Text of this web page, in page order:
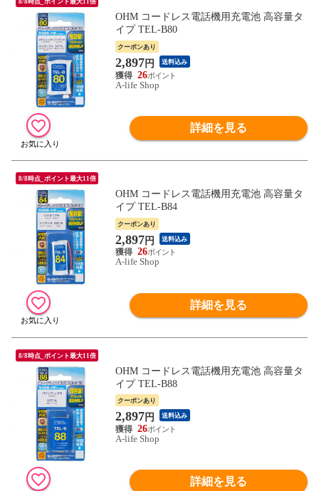
8/8時点_ポイント最大11倍
OHM コードレス電話機用充電池 高容量タ
イプ TEL-B80
クーポンあり
2,897 円 送料込み
26
A-life Shop
詳細を見る
8/8時点_ポイント最大11倍
OHM コードレス電話機用充電池 高容量タ
イプ TEL-B84
クーポンあり
2,897円 送料込み
26
A-life Shop
詳細を見る
8/8時点_ポイント最大11倍
OHM コードレス電話機用充電池 高容量タ
イプ TEL-B88
クーポンあり
2,897 円 送料込み
26
A-life Shop
詳細を見る